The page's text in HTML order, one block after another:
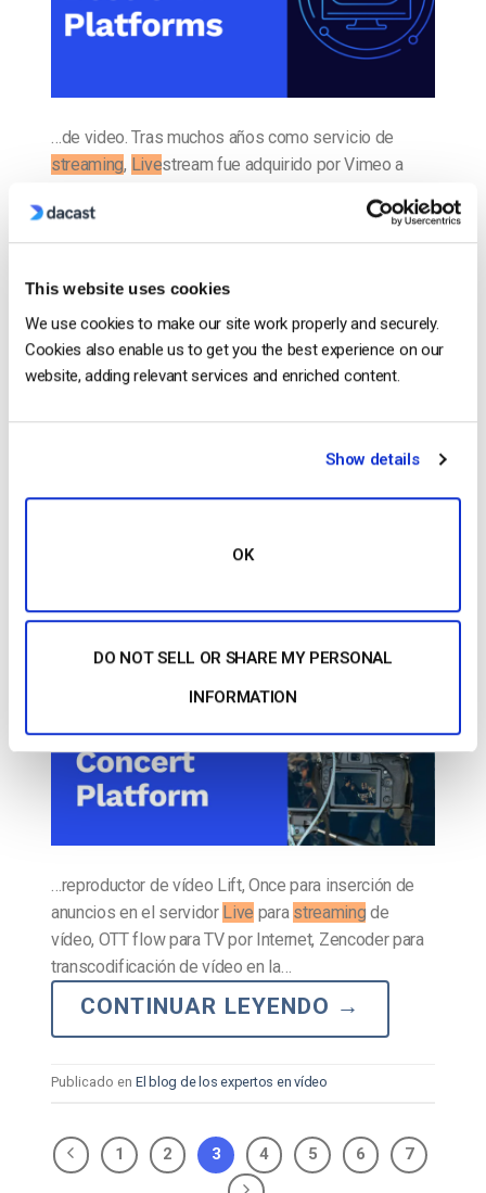
This website uses cookies
We use cookies to make our site work properly and securely.
Cookies also enable us to get you the best experience on our
website, adding relevant services and enriched content.
Show details
OK
DO NOT SELL OR SHARE MY PERSONAL
INFORMATION
…de video. Tras muchos años como servicio de
streaming, Livestream fue adquirido por Vimeo a
operan servicios de
de video OTT…
Publicado en El blog de los expertos en vídeo
…reproductor de vídeo Lift, Once para inserción de
anuncios en el servidor Live para streaming de
vídeo, OTT flow para TV por Internet, Zencoder para
transcodificación de vídeo en la…
CONTINUAR LEYENDO →
Publicado en El blog de los expertos en vídeo
1 2 3 4 5 6 7